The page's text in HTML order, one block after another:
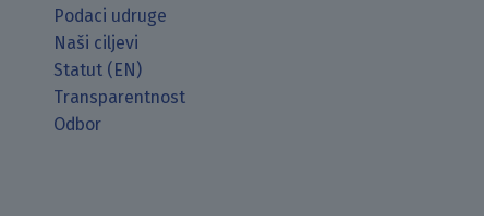
Podaci udruge
Naši ciljevi
Statut (EN)
Transparentnost
Odbor